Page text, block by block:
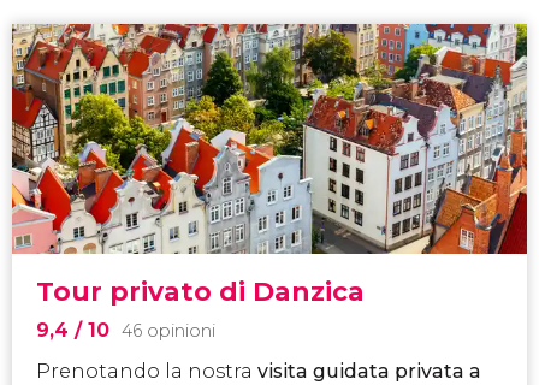
Tour privato di Danzica
9,4 / 10 46 opinioni
Prenotando la nostra visita guidata privata a